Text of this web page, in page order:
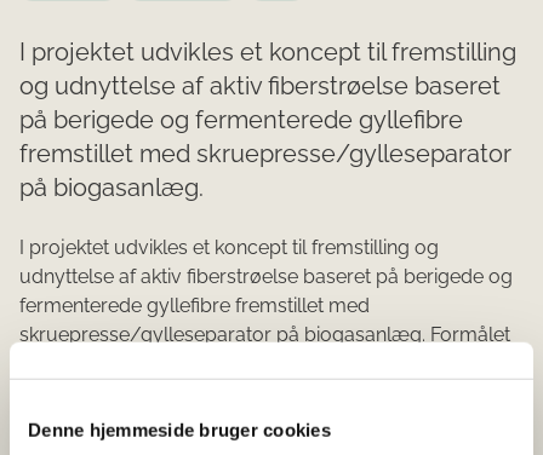
Denne hjemmeside bruger cookies
I projektet udvikles et koncept til fremstilling
og udnyttelse af aktiv fiberstrøelse baseret
på berigede og fermenterede gyllefibre
fremstillet med skruepresse/gylleseparator
på biogasanlæg.
I projektet udvikles et koncept til fremstilling og
udnyttelse af aktiv fiberstrøelse baseret på berigede og
fermenterede gyllefibre fremstillet med
skruepresse/gylleseparator på biogasanlæg. Formålet
hygiejne/mælkekvalitet samt øget yver- og